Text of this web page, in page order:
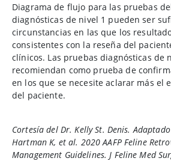
Diagrama de flujo para las pruebas
diagnósticas de nivel 1 pueden ser
circunstancias en las que los
consistentes con la reseña del
clínicos. Las pruebas diagnósticas de
recomiendan como prueba de
en los que se necesite aclarar más el
del paciente.
Cortesía del Dr. Kelly St. Denis. Adaptado
Hartman K, et al. 2020 AAFP Feline
Management Guidelines. J Feline Med